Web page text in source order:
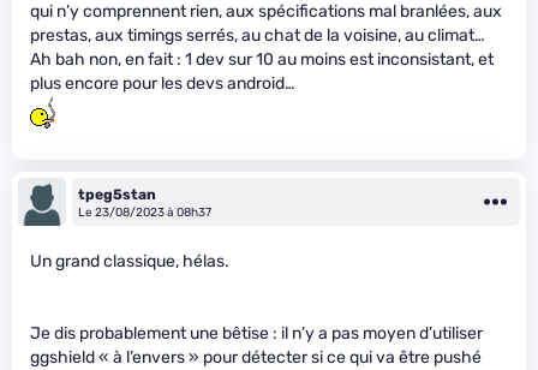
qui n’y comprennent rien, aux spécifications mal branlées, aux
prestas, aux timings serrés, au chat de la voisine, au climat…
Ah bah non, en fait : 1 dev sur 10 au moins est inconsistant, et
plus encore pour les devs android…
tpeg5stan
Le 23/08/2023 à 08h37
Un grand classique, hélas.
Je dis probablement une bêtise : il n’y a pas moyen d’utiliser
ggshield « à l’envers » pour détecter si ce qui va être pushé